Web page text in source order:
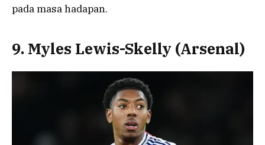
pada masa hadapan.
9. Myles Lewis-Skelly (Arsenal)